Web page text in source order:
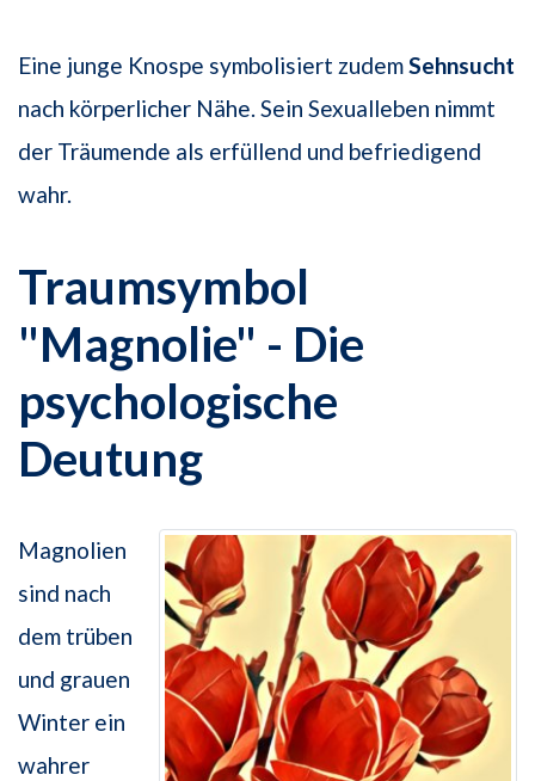
Eine junge Knospe symbolisiert zudemSehnsucht
nach körperlicher Nähe. Sein Sexualleben nimmt
der Träumende als erfüllend und befriedigend
wahr.
Traumsymbol
"Magnolie" - Die
psychologische
Deutung
Magnolien
sind nach
dem trüben
und grauen
Winter ein
wahrer